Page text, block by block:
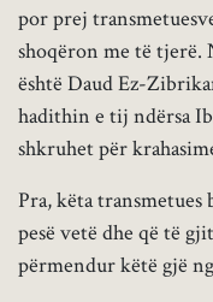
por prej
shoqëron me të
është Daud Ez-
hadithin e tij ndërsa
shkruhet për
Pra, këta
pesë vetë dhe që të
përmendur këtë gjë